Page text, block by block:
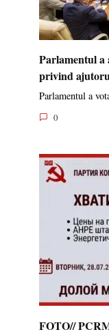
Parlamentul a
privind
Parlamentul a
0
FOTO//